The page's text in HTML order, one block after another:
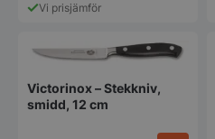
Vi prisjämför
Victorinox – Stekkniv,
smidd, 12 cm